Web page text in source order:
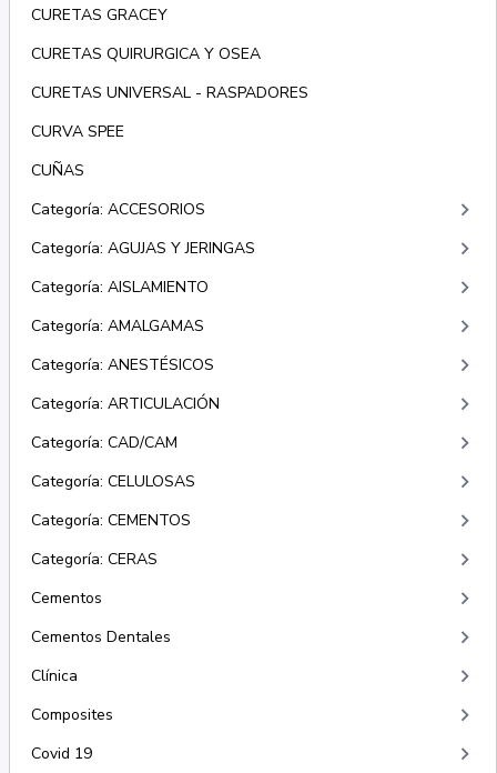
CURETAS GRACEY
CURETAS QUIRURGICA Y OSEA
CURETAS UNIVERSAL - RASPADORES
CURVA SPEE
CUÑAS
Categoría: ACCESORIOS
keyboard_arrow_right
Categoría: AGUJAS Y JERINGAS keyboard_arrow_right
Categoría: AISLAMIENTO keyboard_arrow_right
Categoría: AMALGAMAS keyboard_arrow_right
Categoría: ANESTÉSICOS keyboard_arrow_right
Categoría: ARTICULACIÓN keyboard_arrow_right
Categoría: CAD/CAM keyboard_arrow_right
Categoría: CELULOSAS keyboard_arrow_right
Categoría: CEMENTOS keyboard_arrow_right
Categoría: CERAS keyboard_arrow_right
Cementos keyboard_arrow_right
Cementos Dentales keyboard_arrow_right
Clínica keyboard_arrow_right
Composites keyboard_arrow_right
Covid 19 keyboard_arrow_right